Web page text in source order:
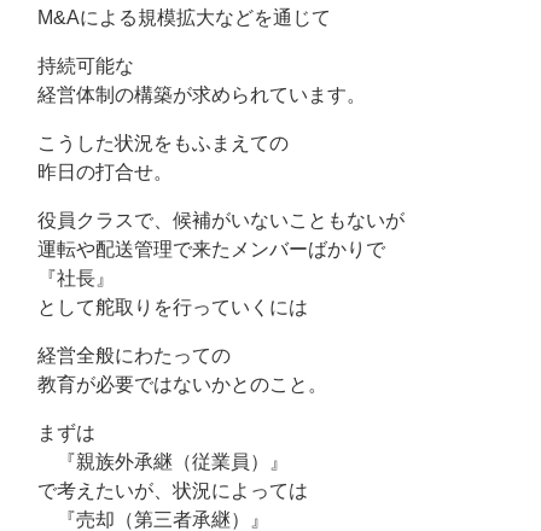
M&Aによる規模拡大などを通じて
持続可能な
経営体制の構築が求められています。
こうした状況をもふまえての
昨日の打合せ。
役員クラスで、候補がいないこともないが
運転や配送管理で来たメンバーばかりで
『社長』
として舵取りを行っていくには
経営全般にわたっての
教育が必要ではないかとのこと。
まずは
『親族外承継（従業員）』
で考えたいが、状況によっては
『売却（第三者承継）』